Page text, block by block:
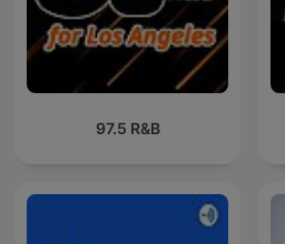
97.5 R&B